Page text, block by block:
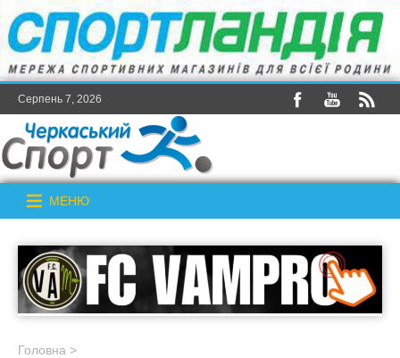
Серпень 7, 2026
МЕНЮ
Головна >